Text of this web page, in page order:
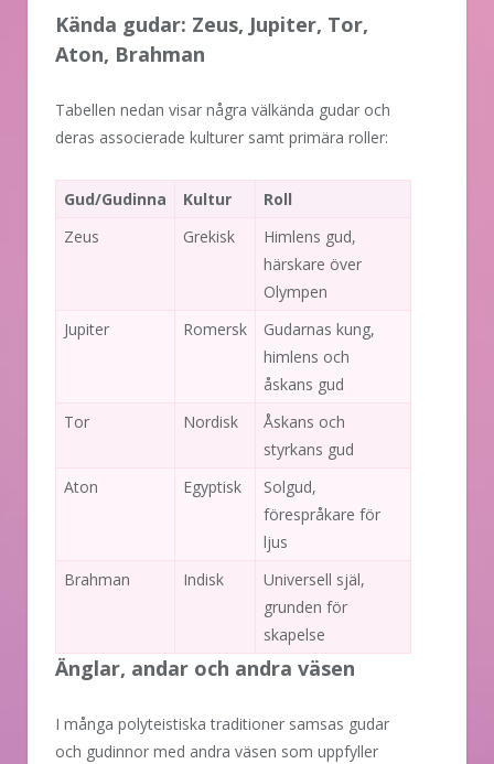
Kända gudar: Zeus, Jupiter, Tor,
Aton, Brahman
Tabellen nedan visar några välkända gudar och
deras associerade kulturer samt primära roller:
Gud/Gudinna Kultur
Roll
Zeus
Grekisk
Himlens gud,
härskare över
Olympen
Jupiter
Romersk
Gudarnas kung,
himlens och
åskans gud
Tor
Nordisk
Åskans och
styrkans gud
Aton
Egyptisk
Solgud,
förespråkare för
ljus
Brahman
Indisk
Universell själ,
grunden för
skapelse
Änglar, andar och andra väsen
I många polyteistiska traditioner samsas gudar
och gudinnor med andra väsen som uppfyller